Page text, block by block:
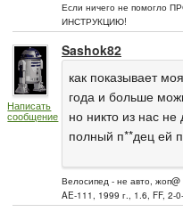
Если ничего не помогло
ИНСТРУКЦИЮ!
Написать
сообщение
Sashok82
как показывает
года и больше
но никто из нас
полный п**дец ей
Велосипед - не авто, жоп@
AE-111, 1999 г., 1.6, FF, 2-